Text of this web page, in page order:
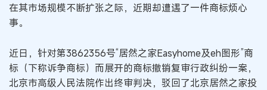
在其市场规模不断扩张之际，近期却遭遇了一件商标烦心
事。
近日，针对第3862356号“居然之家Easyhome及eh图形”商
标（下称诉争商标）而展开的商标撤销复审行政纠纷一案，
北京市高级人民法院作出终审判决，驳回了北京居然之家投